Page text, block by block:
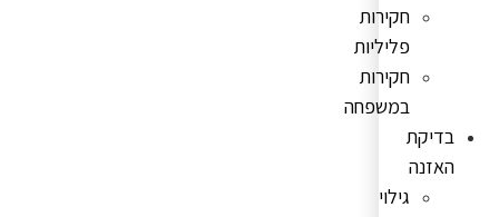
חקירות
פליליות
חקירות
במשפחה
בדיקת
האזנה
גילוי